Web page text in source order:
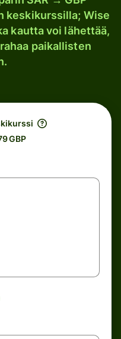
keskikurssilla; Wise
kautta voi lähettää,
paikallisten
GBP